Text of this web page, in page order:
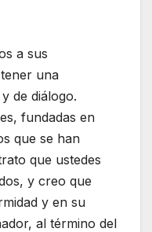
a sus
una
de diálogo.
fundadas en
que se han
que ustedes
y creo que
y en su
al término del